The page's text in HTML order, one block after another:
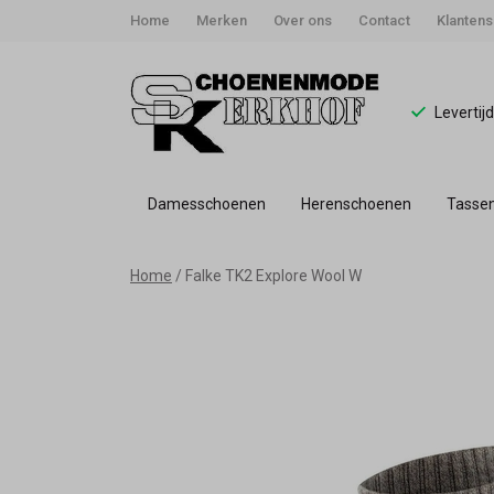
Home Merken Over ons Contact
Damesschoenen Herenschoenen
Home Falke TK2 Explore Wool W